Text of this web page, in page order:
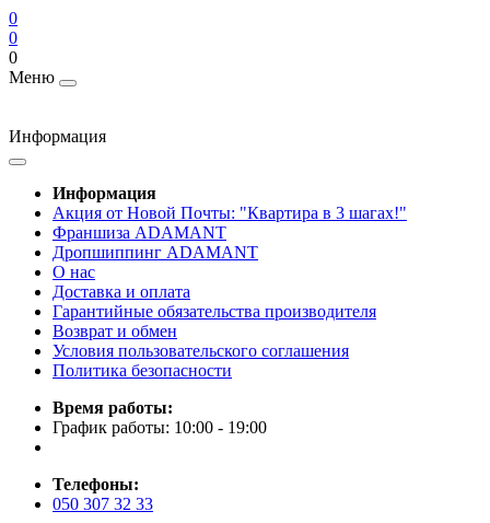
0
0
0
Меню
Информация
Информация
Акция от Новой Почты: "Квартира в 3 шагах!"
Франшиза ADAMANT
Дропшиппинг ADAMANT
О нас
Доставка и оплата
Гарантийные обязательства производителя
Возврат и обмен
Условия пользовательского соглашения
Политика безопасности
Время работы:
График работы: 10:00 - 19:00
Телефоны:
050 307 32 33